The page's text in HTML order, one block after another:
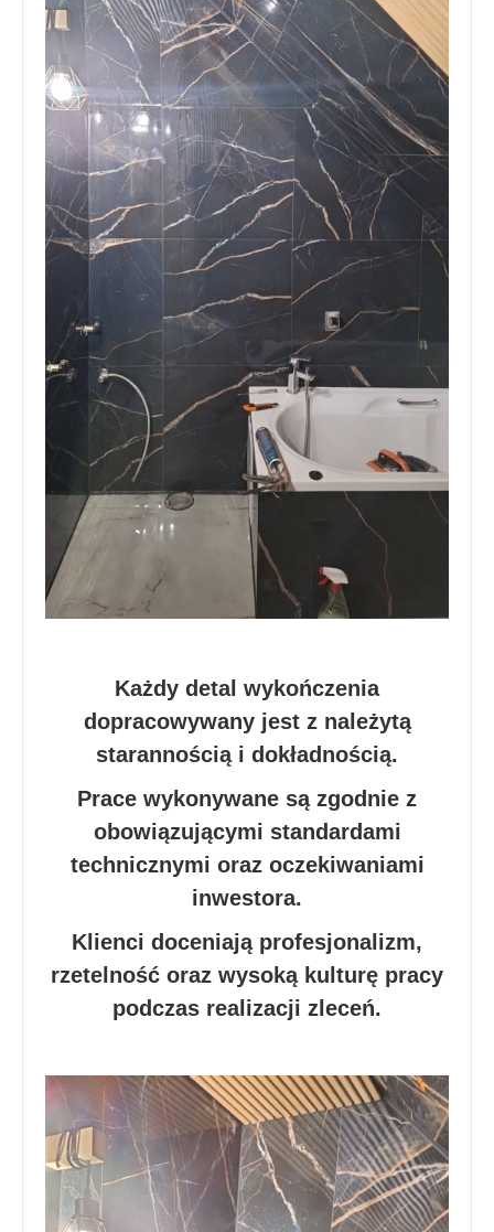
Każdy detal wykończenia
dopracowywany jest z należytą
starannością i dokładnością.
Prace wykonywane są zgodnie z
obowiązującymi standardami
technicznymi oraz oczekiwaniami
inwestora.
Klienci doceniają profesjonalizm,
rzetelność oraz wysoką kulturę pracy
podczas realizacji zleceń.